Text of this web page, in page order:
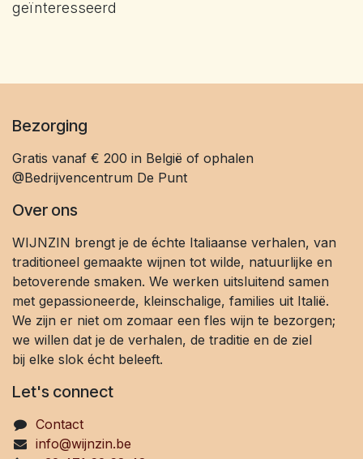
geïnteresseerd
Bezorging
Gratis vanaf € 200 in België of ophalen
@Bedrijvencentrum De Punt
Over ons
WIJNZIN brengt je de échte Italiaanse verhalen, van
traditioneel gemaakte wijnen tot wilde, natuurlijke en
betoverende smaken. We werken uitsluitend samen
met gepassioneerde, kleinschalige, families uit Italië.
We zijn er niet om zomaar een fles wijn te bezorgen;
we willen dat je de verhalen, de traditie en de ziel
bij elke slok écht beleeft.
Let's connect
Contact
info@wijnzin.be